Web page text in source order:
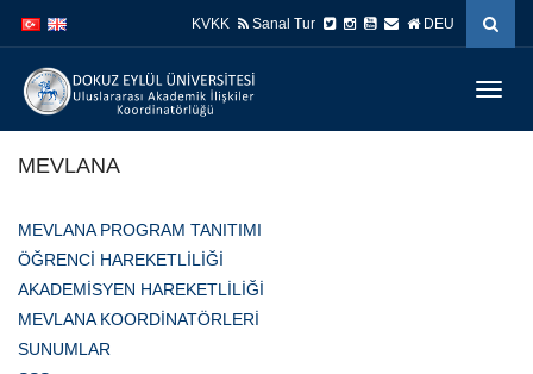
atla
atla
KVKK Sanal Tur DEU
MEVLANA
MEVLANA PROGRAM TANITIMI
ÖĞRENCİ HAREKETLİLİĞİ
AKADEMİSYEN HAREKETLİLİĞİ
MEVLANA KOORDİNATÖRLERİ
SUNUMLAR